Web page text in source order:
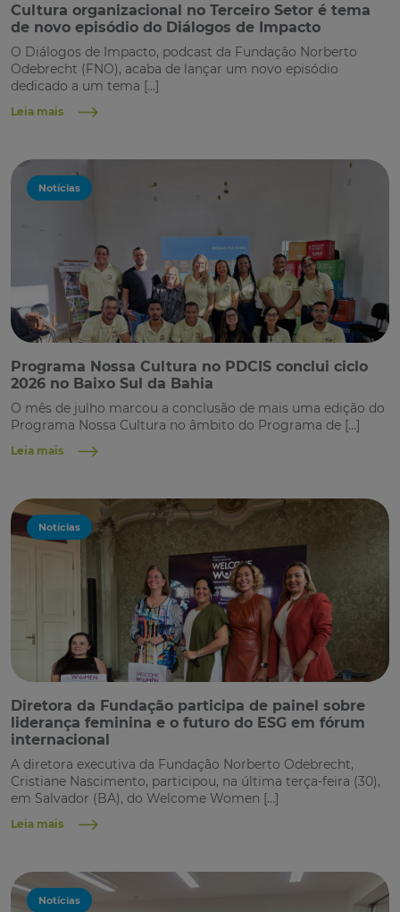
Cultura organizacional no Terceiro Setor é tema
de novo episódio do Diálogos de Impacto
O Diálogos de Impacto, podcast da Fundação Norberto
Odebrecht (FNO), acaba de lançar um novo episódio
dedicado a um tema […]
Leia mais
Notícias
Programa Nossa Cultura no PDCIS conclui ciclo
2026 no Baixo Sul da Bahia
O mês de julho marcou a conclusão de mais uma edição do
Programa Nossa Cultura no âmbito do Programa de […]
Leia mais
Notícias
Diretora da Fundação participa de painel sobre
liderança feminina e o futuro do ESG em fórum
internacional
A diretora executiva da Fundação Norberto Odebrecht,
Cristiane Nascimento, participou, na última terça-feira (30),
em Salvador (BA), do Welcome Women […]
Leia mais
Notícias